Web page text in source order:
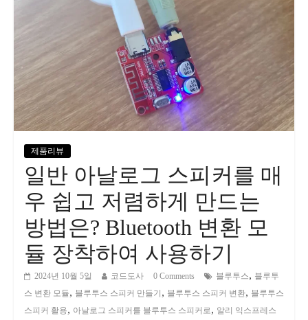
제품리뷰
일반 아날로그 스피커를 매
우 쉽고 저렴하게 만드는
방법은? Bluetooth 변환 모
듈 장착하여 사용하기
2024년 10월 5일 코드도사 0 Comments 블루투스, 블루투
스 변환 모듈, 블루투스 스피커 만들기 , 블루투스 스피커 변환, 블루투스
스피커 활용, 아날로그 스피커를 블루투스 스피커로, 알리 익스프레스